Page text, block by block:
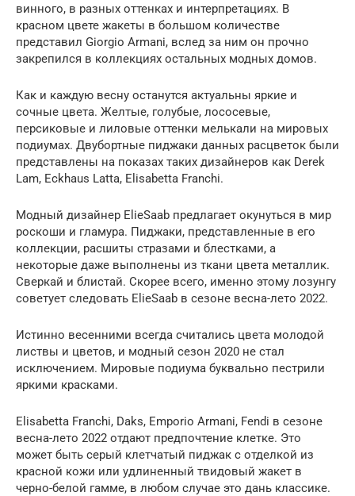
винного, в разных оттенках и интерпретациях. В
красном цвете жакеты в большом количестве
представил Giorgio Armani, вслед за ним он прочно
закрепился в коллекциях остальных модных домов.
Как и каждую весну останутся актуальны яркие и
сочные цвета. Желтые, голубые, лососевые,
персиковые и лиловые оттенки мелькали на мировых
подиумах. Двубортные пиджаки данных расцветок были
представлены на показах таких дизайнеров как Derek
Lam, Eckhaus Latta, Elisabetta Franchi.
Модный дизайнер ElieSaab предлагает окунуться в мир
роскоши и гламура. Пиджаки, представленные в его
коллекции, расшиты стразами и блестками, а
некоторые даже выполнены из ткани цвета металлик.
Сверкай и блистай. Скорее всего, именно этому лозунгу
советует следовать ElieSaab в сезоне весна-лето 2022.
Истинно весенними всегда считались цвета молодой
листвы и цветов, и модный сезон 2020 не стал
исключением. Мировые подиума буквально пестрили
яркими красками.
Elisabetta Franchi, Daks, Emporio Armani, Fendi в сезоне
весна-лето 2022 отдают предпочтение клетке. Это
может быть серый клетчатый пиджак с отделкой из
красной кожи или удлиненный твидовый жакет в
черно-белой гамме, в любом случае это дань классике.